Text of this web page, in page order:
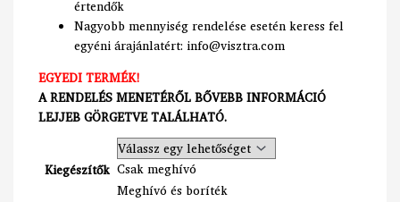
értendők
Nagyobb mennyiség rendelése esetén keress fel
egyéni árajánlatért: info@visztra.com
EGYEDI TERMÉK!
A RENDELÉS MENETÉRŐL BŐVEBB INFORMÁCIÓ
LEJJEB GÖRGETVE TALÁLHATÓ.
Kiegészítők Csak meghívó
Meghívó és boríték